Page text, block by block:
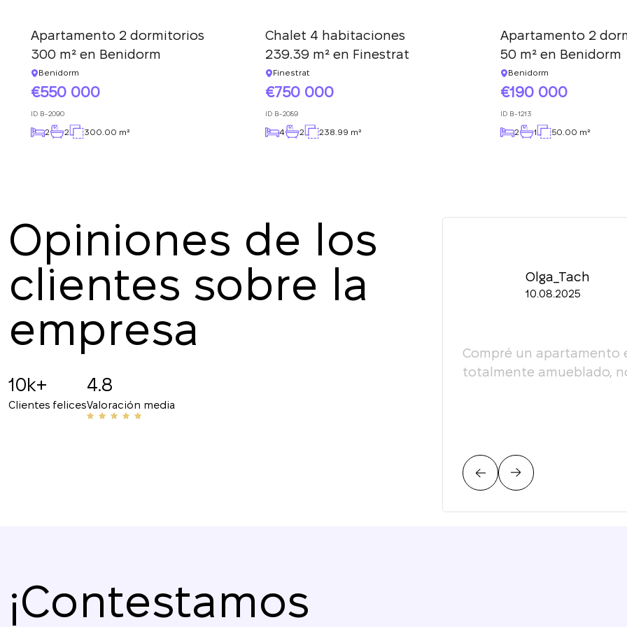
Apartamento 2 dormitorios
300 m² en Benidorm
Benidorm
550 000
ID B-2090
2 2 300.00 m²
Chalet 4 habitaciones
239.39 m² en Finestrat
Finestrat
750 000
ID B-2089
4 2 238.99 m²
Apartamento 2
50 m² en Benidorm
Benidorm
190 000
ID B-1213
2 1 50.00 m²
Opiniones de los
clientes sobre la
empresa
10k+
Clientes felices
4.8
Valoración media
Marina Ilmer
16.07.2025
¡Gracias por la interacción cómoda y el rápido resultado, la actitud
recomiendo!
Olga_Tach
10.08.2025
Compré un apartamento
totalmente amueblado,
¡Contestamos